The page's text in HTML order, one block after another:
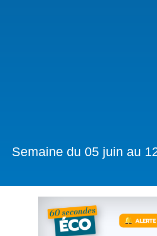
Semaine du 05 juin au